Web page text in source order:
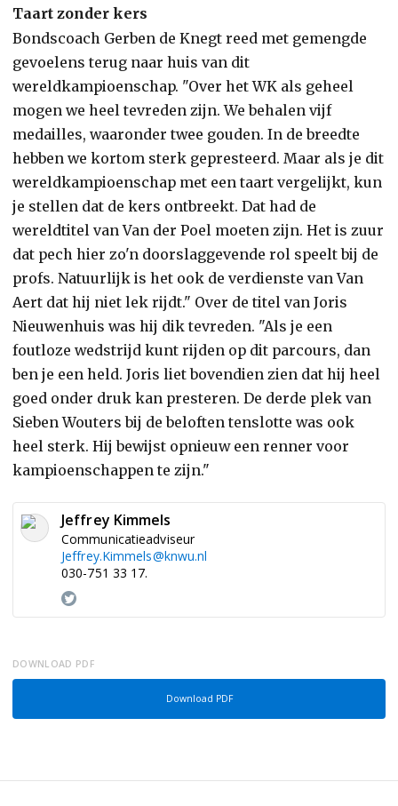
Taart zonder kers
Bondscoach Gerben de Knegt reed met gemengde
gevoelens terug naar huis van dit
wereldkampioenschap. "Over het WK als geheel
mogen we heel tevreden zijn. We behalen vijf
medailles, waaronder twee gouden. In de breedte
hebben we kortom sterk gepresteerd. Maar als je dit
wereldkampioenschap met een taart vergelijkt, kun
je stellen dat de kers ontbreekt. Dat had de
wereldtitel van Van der Poel moeten zijn. Het is zuur
dat pech hier zo'n doorslaggevende rol speelt bij de
profs. Natuurlijk is het ook de verdienste van Van
Aert dat hij niet lek rijdt." Over de titel van Joris
Nieuwenhuis was hij dik tevreden. "Als je een
foutloze wedstrijd kunt rijden op dit parcours, dan
ben je een held. Joris liet bovendien zien dat hij heel
goed onder druk kan presteren. De derde plek van
Sieben Wouters bij de beloften tenslotte was ook
heel sterk. Hij bewijst opnieuw een renner voor
kampioenschappen te zijn."
Jeffrey Kimmels
Communicatieadviseur
Jeffrey.Kimmels@knwu.nl
030-751 33 17.
DOWNLOAD PDF
Download PDF